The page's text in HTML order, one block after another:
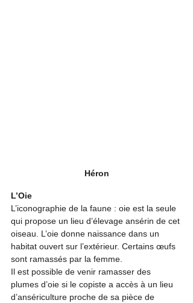
Héron
L’Oie
L’iconographie de la faune : oie est la seule
qui propose un lieu d’élevage ansérin de cet
oiseau. L’oie donne naissance dans un
habitat ouvert sur l’extérieur. Certains œufs
sont ramassés par la femme.
Il est possible de venir ramasser des
plumes d’oie si le copiste a accès à un lieu
d’ansériculture proche de sa pièce de